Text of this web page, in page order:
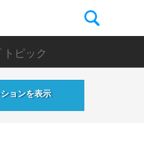
ピック
ョンを表示